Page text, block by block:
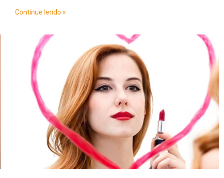
Continue lendo »